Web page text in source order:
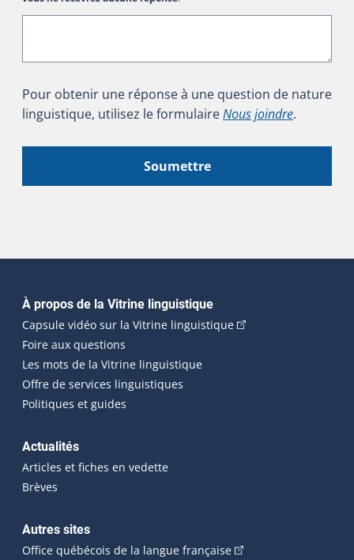
Pour obtenir une réponse à une question de nature
linguistique, utilisez le formulaireNous joindre.
Soumettre
Navigation principale
À propos de la Vitrine linguistique
Capsule vidéo sur la Vitrine linguistique(Cet hyperlien
Foire aux questions
Les mots de la Vitrine linguistique
Offre de services linguistiques
Politiques et guides
Actualités
Articles et fiches en vedette
Brèves
Autres sites
Office québécois de la langue française(Cet hyperlien